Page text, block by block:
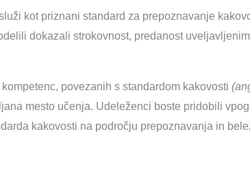
kot priznani standard za prepoznavanje
dokazali strokovnost, predanost
povezanih s standardom kakovosti
mesto učenja. Udeleženci boste pridobili
kakovosti na področju prepoznavanja in